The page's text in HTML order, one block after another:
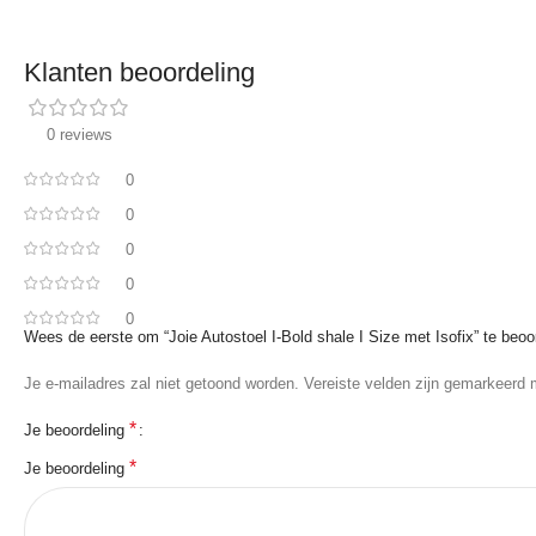
Klanten beoordeling
0 reviews
0
0
0
0
0
Wees de eerste om “Joie Autostoel I-Bold shale I Size met Isofix” te
Je e-mailadres zal niet getoond worden. Vereiste velden zijn gemarkeerd
Je beoordeling *
Je beoordeling *